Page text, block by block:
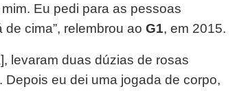
Eu pedi para as pessoas
cima”, relembrou ao G1, em 2015.
levaram duas dúzias de rosas
eu dei uma jogada de corpo,